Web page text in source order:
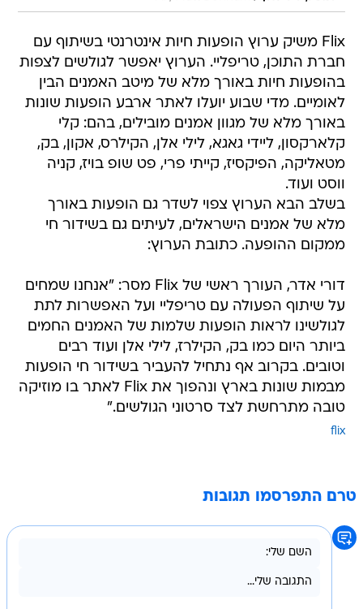
Flix משיק ערוץ הופעות חיות אינטרנטי בשיתוף עם
חברת התוכן, טריפליי. הערוץ יאפשר לגולשים לצפות
בהופעות חיות באורך מלא של מיטב האמנים הבין
לאומיים. מדי שבוע יועלו לאתר ארבע הופעות שונות
באורך מלא של מגוון אמנים מובילים, בהם: קלי
קלארקסון, ליידי גאגא, לילי אלן, הקילרס, אקון, בק,
מטאליקה, הפיקסיז, קייתי פרי, פט שופ בויז, קניה
ווסט ועוד.
בשלב הבא הערוץ צפוי לשדר גם הופעות באורך
מלא של אמנים הישראלים, לעיתים גם בשידור חי
ממקום ההופעה. כתובת הערוץ:
דורי אדר, העורך ראשי של Flix מסר: "אנחנו שמחים
על שיתוף הפעולה עם טריפליי ועל האפשרות לתת
לגולשינו לראות הופעות שלמות של האמנים החמים
ביותר היום כמו בק, הקילרז, לילי אלן ועוד רבים
וטובים. בקרוב אף נתחיל להעביר בשידור חי הופעות
מבמות שונות בארץ ונהפוך את Flix לאתר בו מוזיקה
טובה מתרחשת לצד סרטוני הגולשים."
flix
טרם התפרסמו תגובות